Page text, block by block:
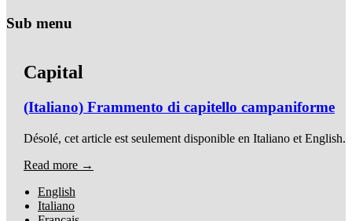
Sub menu
Capital
(Italiano) Frammento di capitello campaniforme
Désolé, cet article est seulement disponible en Italiano et English.
Read more →
English
Italiano